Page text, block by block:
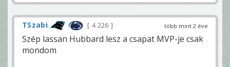
több mint 2 éve
TSzabi 4 226
Szép lassan Hubbard lesz a csapat MVP-je csak
mondom